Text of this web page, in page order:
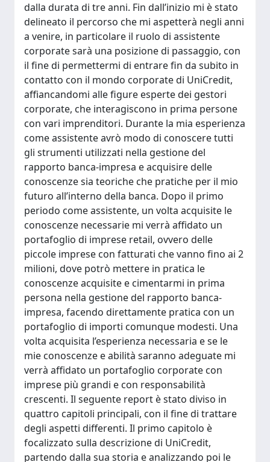
dalla durata di tre anni. Fin dall’inizio mi è stato
delineato il percorso che mi aspetterà negli anni
a venire, in particolare il ruolo di assistente
corporate sarà una posizione di passaggio, con
il fine di permettermi di entrare fin da subito in
contatto con il mondo corporate di UniCredit,
affiancandomi alle figure esperte dei gestori
corporate, che interagiscono in prima persone
con vari imprenditori. Durante la mia esperienza
come assistente avrò modo di conoscere tutti
gli strumenti utilizzati nella gestione del
rapporto banca-impresa e acquisire delle
conoscenze sia teoriche che pratiche per il mio
futuro all’interno della banca. Dopo il primo
periodo come assistente, un volta acquisite le
conoscenze necessarie mi verrà affidato un
portafoglio di imprese retail, ovvero delle
piccole imprese con fatturati che vanno fino ai 2
milioni, dove potrò mettere in pratica le
conoscenze acquisite e cimentarmi in prima
persona nella gestione del rapporto banca-
impresa, facendo direttamente pratica con un
portafoglio di importi comunque modesti. Una
volta acquisita l’esperienza necessaria e se le
mie conoscenze e abilità saranno adeguate mi
verrà affidato un portafoglio corporate con
imprese più grandi e con responsabilità
crescenti. Il seguente report è stato diviso in
quattro capitoli principali, con il fine di trattare
degli aspetti differenti. Il primo capitolo è
focalizzato sulla descrizione di UniCredit,
partendo dalla sua storia e analizzando poi le